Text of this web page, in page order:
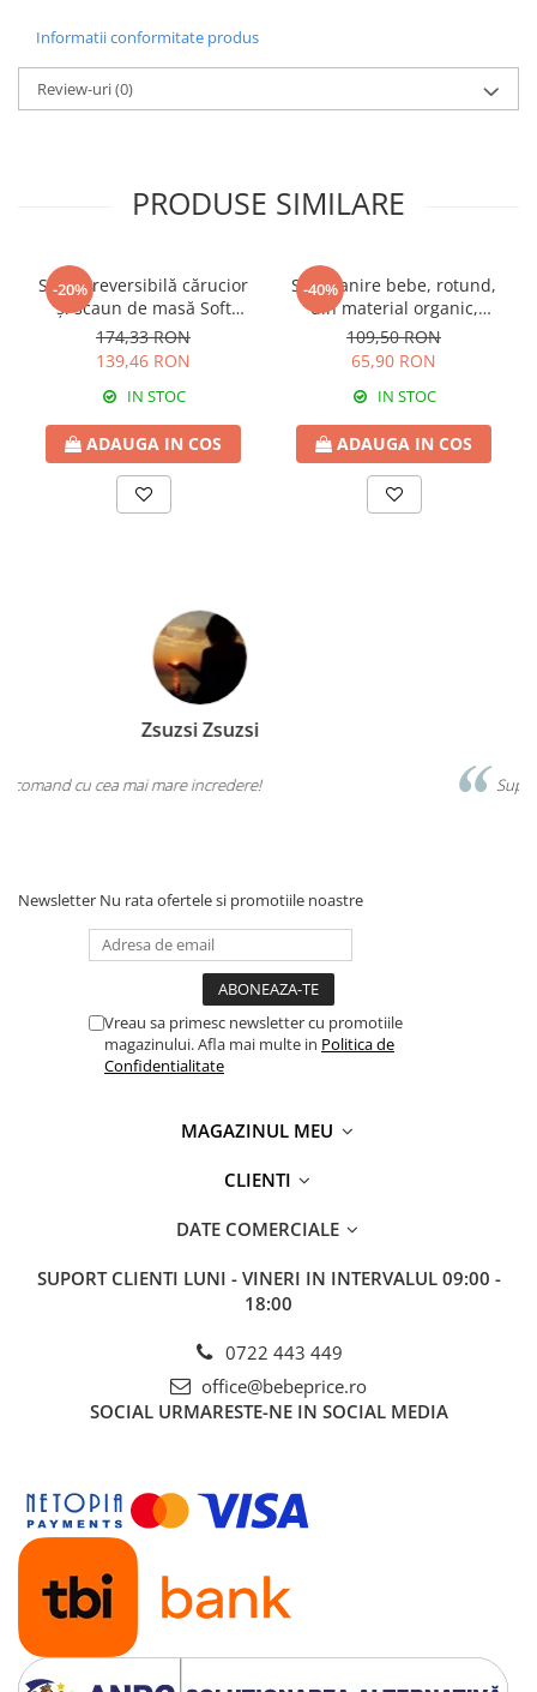
Informatii conformitate produs
Review-uri(0)
PRODUSE SIMILARE
-20%
Saltea reversibilă cărucior
și scaun de masă Soft
Cotton verde 65x30 cm
174,33 RON
139,46 RON
IN STOC
ADAUGA IN COS
-40%
Set hranire bebe, rotund,
din material organic,
Rabbit, Light Brown - 3
piese
109,50 RON
65,90 RON
IN STOC
ADAUGA IN COS
Super produse pe care le recomand cu drag
Newsletter Nu rata ofertele si promotiile noastre
Vreau sa primesc newsletter cu promotiile
magazinului. Afla mai multe in Politica de
Confidentialitate
MAGAZINUL MEU
CLIENTI
DATE COMERCIALE
SUPORT CLIENTI LUNI - VINERI IN INTERVALUL 09:00 -
18:00
0722 443 449
office@bebeprice.ro
SOCIAL URMARESTE-NE IN SOCIAL MEDIA